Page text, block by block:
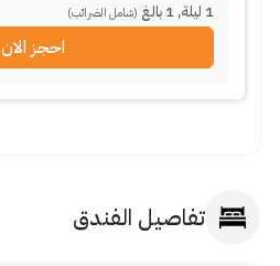
1 ليلة,
1 بالغ (شامل الضرائب)
احجز الان
تفاصيل الفندق